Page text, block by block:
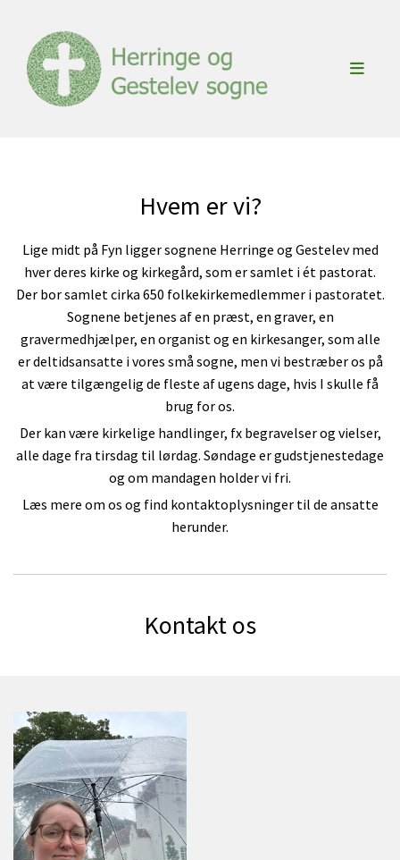
Hvem er vi?
Lige midt på Fyn ligger sognene Herringe og Gestelev med
hver deres kirke og kirkegård, som er samlet i ét pastorat.
Der bor samlet cirka 650 folkekirkemedlemmer i pastoratet.
Sognene betjenes af en præst, en graver, en
gravermedhjælper, en organist og en kirkesanger, som alle
er deltidsansatte i vores små sogne, men vi bestræber os på
at være tilgængelig de fleste af ugens dage, hvis I skulle få
brug for os.
Der kan være kirkelige handlinger, fx begravelser og vielser,
alle dage fra tirsdag til lørdag. Søndage er gudstjenestedage
og om mandagen holder vi fri.
Læs mere om os og find kontaktoplysninger til de ansatte
herunder.
Kontakt os